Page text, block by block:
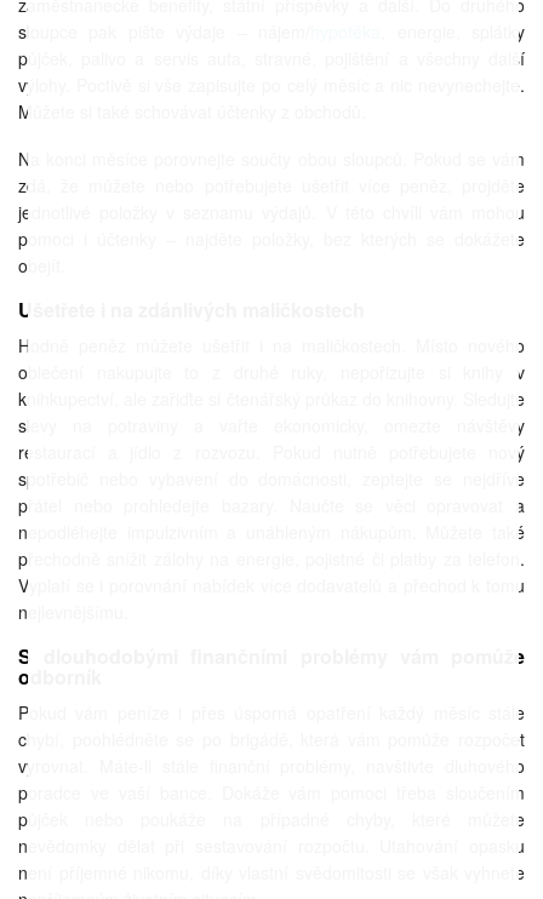
zaměstnanecké benefity, státní příspěvky a další. Do druhého
sloupce pak pište výdaje – nájem/
, energie, splátky
půjček, palivo a servis auta, stravné, pojištění a všechny další
výlohy. Poctivě si vše zapisujte po celý měsíc a nic nevynechejte.
Můžete si také schovávat účtenky z obchodů.
Na konci měsíce porovnejte součty obou sloupců. Pokud se vám
zdá, že můžete nebo potřebujete ušetřit více peněz, projděte
jednotlivé položky v seznamu výdajů. V této chvíli vám mohou
pomoci i účtenky – najděte položky, bez kterých se dokážete
obejít.
Ušetřete i na zdánlivých maličkostech
Hodně peněz můžete ušetřit i na maličkostech. Místo nového
oblečení nakupujte to z druhé ruky, nepořizujte si knihy v
knihkupectví, ale zařiďte si čtenářský průkaz do knihovny. Sledujte
slevy na potraviny a vařte ekonomicky, omezte návštěvy
restaurací a jídlo z rozvozu. Pokud nutně potřebujete nový
spotřebič nebo vybavení do domácnosti, zeptejte se nejdříve
přátel nebo prohledejte bazary. Naučte se věci opravovat a
nepodléhejte impulzivním a unáhleným nákupům. Můžete také
přechodně snížit zálohy na energie, pojistné či platby za telefon.
Vyplatí se i porovnání nabídek více dodavatelů a přechod k tomu
nejlevnějšímu.
S dlouhodobými finančními problémy vám pomůže
odborník
Pokud vám peníze i přes úsporná opatření každý měsíc stále
chybí, poohlédněte se po brigádě, která vám pomůže rozpočet
vyrovnat. Máte-li stále finanční problémy, navštivte dluhového
poradce ve vaší bance. Dokáže vám pomoci třeba sloučením
půjček nebo poukáže na případné chyby, které můžete
nevědomky dělat při sestavování rozpočtu. Utahování opasku
není příjemné nikomu, díky vlastní svědomitosti se však vyhnete